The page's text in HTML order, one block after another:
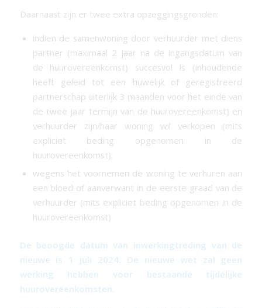
Daarnaast zijn er twee extra opzeggingsgronden:
indien de samenwoning door verhuurder met diens
partner (maximaal 2 jaar na de ingangsdatum van
de huurovereenkomst) succesvol is (inhoudende
heeft geleid tot een huwelijk of geregistreerd
partnerschap uiterlijk 3 maanden voor het einde van
de twee jaar termijn van de huurovereenkomst) en
verhuurder zijn/haar woning wil verkopen (mits
expliciet beding opgenomen in de
huurovereenkomst);
wegens het voornemen de woning te verhuren aan
een bloed of aanverwant in de eerste graad van de
verhuurder (mits expliciet beding opgenomen in de
huurovereenkomst)
De beoogde datum van inwerkingtreding van de
nieuwe is 1 juli 2024. De nieuwe wet zal geen
werking hebben voor bestaande tijdelijke
huurovereenkomsten.